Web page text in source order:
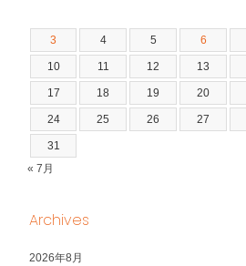
3 4 5 6
10 11 12 13
17 18 19 20
24 25 26 27
31
« 7月
Archives
2026年8月